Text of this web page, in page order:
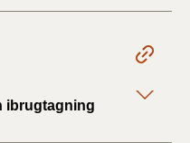
ibrugtagning